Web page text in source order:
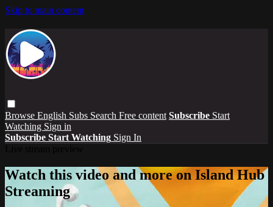
Skip to main content
Browse English Subs Search Free content Subscribe Start
Watching Sign in
Subscribe Start Watching Sign In
Watch this video and more on Island Hub
Streaming